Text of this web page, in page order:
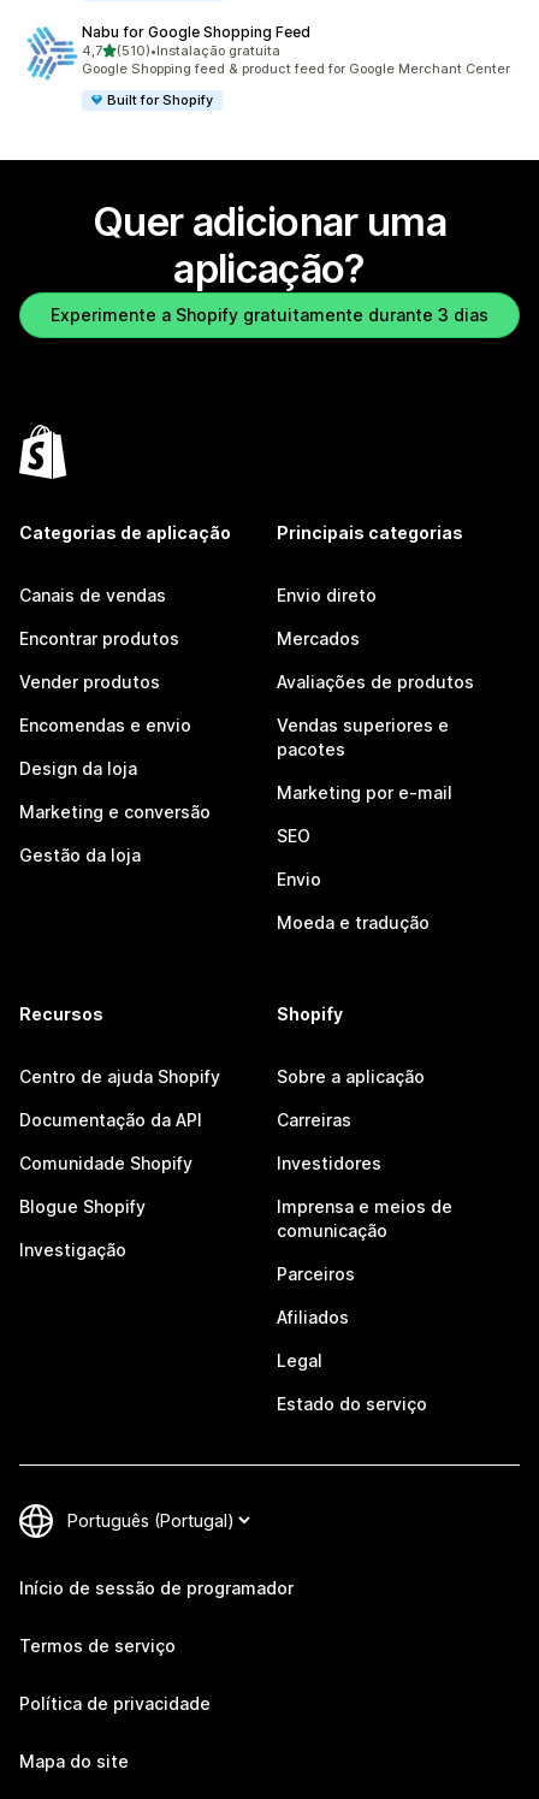
Nabu for Google Shopping Feed
4,7de 5 estrelas
(510)
510 total de avaliações
•Instalação gratuita
Google Shopping feed & product feed for Google Merchant Center
Built for Shopify
Quer adicionar uma
aplicação?
Experimente a Shopify gratuitamente durante 3 dias
Categorias de aplicação
Canais de vendas
Encontrar produtos
Vender produtos
Encomendas e envio
Design da loja
Marketing e conversão
Gestão da loja
Principais categorias
Envio direto
Mercados
Avaliações de produtos
Vendas superiores e
pacotes
Marketing por e-mail
SEO
Envio
Moeda e tradução
Recursos
Centro de ajuda Shopify
Documentação da API
Comunidade Shopify
Blogue Shopify
Investigação
Shopify
Sobre a aplicação
Carreiras
Investidores
Imprensa e meios de
comunicação
Parceiros
Afiliados
Legal
Estado do serviço
Início de sessão de programador
Termos de serviço
Política de privacidade
Mapa do site